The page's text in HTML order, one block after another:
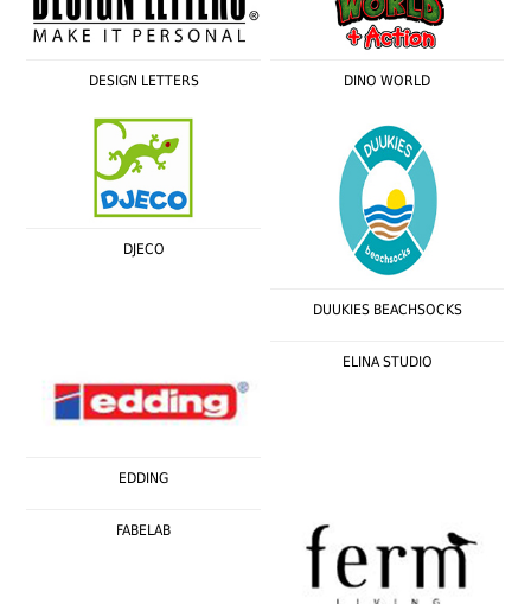
DESIGN LETTERS DINO WORLD
DJECO
DUUKIES BEACHSOCKS
EDDING
ELINA STUDIO
FABELAB